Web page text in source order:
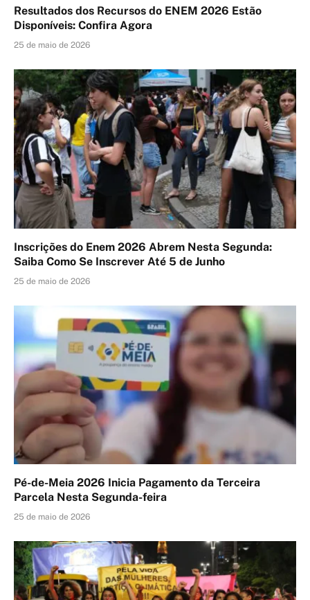
Resultados dos Recursos do ENEM 2026 Estão
Disponíveis: Confira Agora
25 de maio de 2026
Inscrições do Enem 2026 Abrem Nesta Segunda:
Saiba Como Se Inscrever Até 5 de Junho
25 de maio de 2026
Pé-de-Meia 2026 Inicia Pagamento da Terceira
Parcela Nesta Segunda-feira
25 de maio de 2026